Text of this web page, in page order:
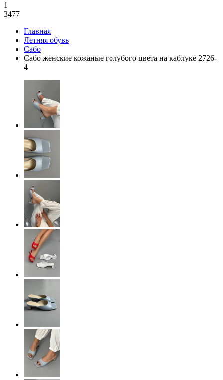
1
3477
Главная
Летняя обувь
Сабо
Сабо женские кожаные голубого цвета на каблуке 2726-
4